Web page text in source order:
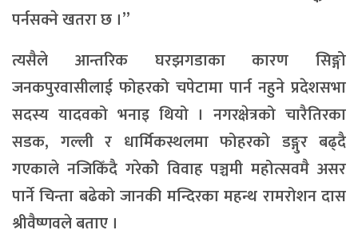
पर्नसक्ने खतरा छ ।”
त्यसैले आन्तरिक घरझगडाका कारण सिङ्गो
जनकपुरवासीलाई फोहरको चपेटामा पार्न नहुने प्रदेशसभा
सदस्य यादवको भनाइ थियो । नगरक्षेत्रको चारैतिरका
सडक, गल्ली र धार्मिकस्थलमा फोहरको डङ्गुर बढ्दै
गएकाले नजिकिँदै गरेकोे विवाह पञ्चमी महोत्सवमै असर
पार्ने चिन्ता बढेको जानकी मन्दिरका महन्थ रामरोशन दास
श्रीवैष्णवले बताए ।